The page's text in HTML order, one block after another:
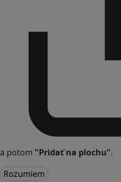
a potom "Pridať na plochu".
Rozumiem